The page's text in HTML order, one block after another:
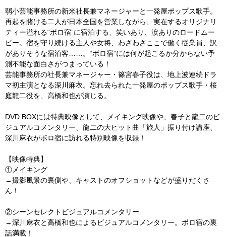
弱小芸能事務所の新米社長兼マネージャーと一発屋ポップス歌手。
再起を賭ける二人が日本全国を営業しながら、実在するオリジナリ
ティー溢れる“ボロ宿”に宿泊する、笑いあり、涙ありのロードムー
ビー。宿を守り続ける主人や女将、わざわざここで働く従業員、訳
がありそうな宿泊客……。“ボロ宿”には何が起こるか分からない予
測不能な面白さがつまっている！
芸能事務所の社長兼マネージャー・篠宮春子役は、地上波連続ドラ
マ初主演となる深川麻衣。忘れ去られた一発屋のポップス歌手・桜
庭龍二役を、高橋和也が演じる。
DVD BOXには特典映像として、メイキング映像や、春子と龍二のビ
ジュアルコメンタリー、龍二の大ヒット曲「旅人」振り付け講座、
深川麻衣がボロ宿に訪れる特別映像を収録！
【映像特典】
①メイキング
→撮影風景の裏側や、キャストのオフショットなどが盛りだくさ
ん！
②シーンセレクトビジュアルコメンタリー
→深川麻衣と高橋和也によるビジュアルコメンタリー。ボロ宿の裏
話満載！